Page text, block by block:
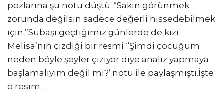
pozlarına şu notu düştü: “Sakin görünmek
zorunda değilsin sadece değerli hissedebilmek
için.”Subaşı geçtiğimiz günlerde de kızı
Melisa’nın çizdiği bir resmi “Şimdi çocuğum
neden böyle şeyler çiziyor diye analiz yapmaya
başlamalıyım değil mi?’ notu ile paylaşmıştı.İşte
o resim…